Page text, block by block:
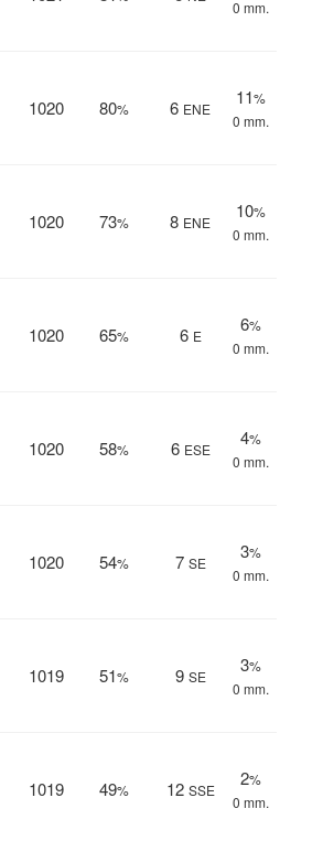
0 mm.
1020 80% 6 ENE
11%
0 mm.
1020 73% 8 ENE
10%
0 mm.
1020 65% 6 E
6%
0 mm.
1020 58% 6 ESE
4%
0 mm.
1020 54% 7 SE
3%
0 mm.
1019 51% 9 SE
3%
0 mm.
1019 49% 12 SSE
2%
0 mm.